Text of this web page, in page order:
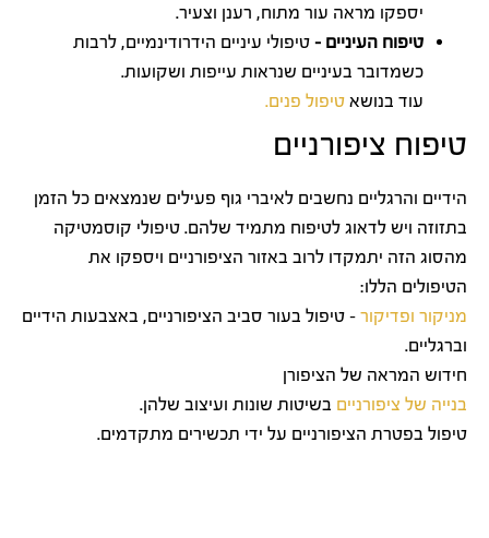
יספקו מראה עור מתוח, רענן וצעיר.
טיפוח העיניים – טיפולי עיניים הידרודינמיים, לרבות
כשמדובר בעיניים שנראות עייפות ושקועות.
עוד בנושא טיפול פנים.
טיפוח ציפורניים
הידיים והרגליים נחשבים לאיברי גוף פעילים שנמצאים כל הזמן
בתזוזה ויש לדאוג לטיפוח מתמיד שלהם. טיפולי קוסמטיקה
מהסוג הזה יתמקדו לרוב באזור הציפורניים ויספקו את
הטיפולים הללו:
מניקור ופדיקור – טיפול בעור סביב הציפורניים, באצבעות הידיים
וברגליים.
חידוש המראה של הציפורן
בנייה של ציפורניים בשיטות שונות ועיצוב שלהן.
טיפול בפטרת הציפורניים על ידי תכשירים מתקדמים.